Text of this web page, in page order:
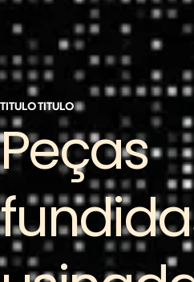
TITULO TITULO
Peças